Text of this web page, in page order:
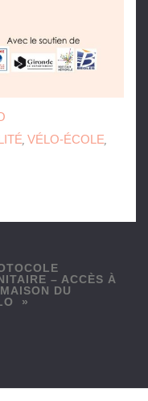
, VÉLO-ÉCOLE,
– ACCÈS À
DU